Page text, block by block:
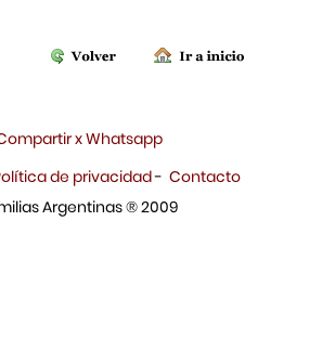
x Whatsapp
de privacidad- Contacto
Argentinas ® 2009